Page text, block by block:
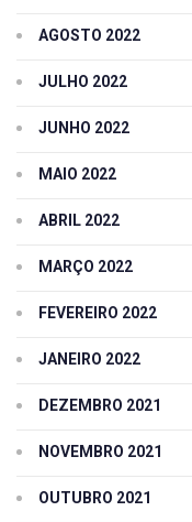
AGOSTO 2022
JULHO 2022
JUNHO 2022
MAIO 2022
ABRIL 2022
MARÇO 2022
FEVEREIRO 2022
JANEIRO 2022
DEZEMBRO 2021
NOVEMBRO 2021
OUTUBRO 2021